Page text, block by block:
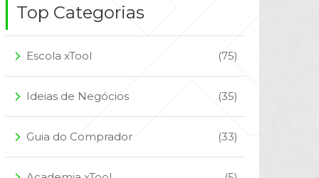
Top Categorias
arrow_forward_ios Escola xTool (75)
arrow_forward_ios Ideias de Negócios (35)
arrow_forward_ios Guia do Comprador (33)